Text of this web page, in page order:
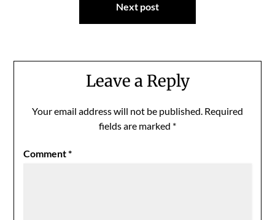
Next post
Leave a Reply
Your email address will not be published. Required
fields are marked *
Comment*